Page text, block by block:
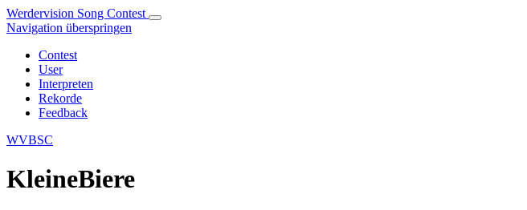
Werdervision Song Contest
Navigation überspringen
Contest
User
Interpreten
Rekorde
Feedback
WVBSC
KleineBiere